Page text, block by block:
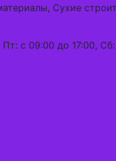
Сухие
с 09:00 до 17:00,